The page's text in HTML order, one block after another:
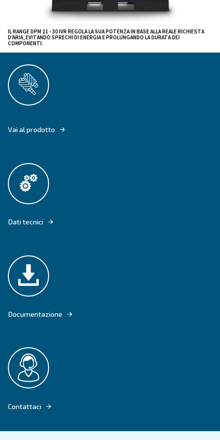
investimenti eccessivi, il DPM 21-30 IVR offre il
tra prestazioni, controllo e costi.
Questo sistema intelligente riduce i costi del
rende l'aria compressa ad alta efficienza
accessibile a tutti.
IL RANGE DPM 21 - 30 IVR REGOLA LA SUA POTENZA IN BASE ALLA